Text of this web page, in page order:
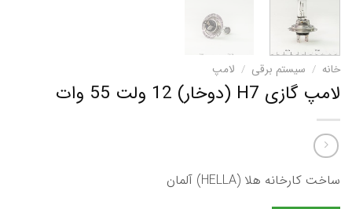
خانه / سیستم برقی / لامپ
لامپ گازی H7 (دوخار) 12 ولت 55 وات
ساخت كارخانه هلا (HELLA) آلمان